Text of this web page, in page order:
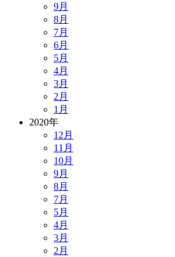
9月
8月
7月
6月
5月
4月
3月
2月
1月
2020年
12月
11月
10月
9月
8月
7月
5月
4月
3月
2月